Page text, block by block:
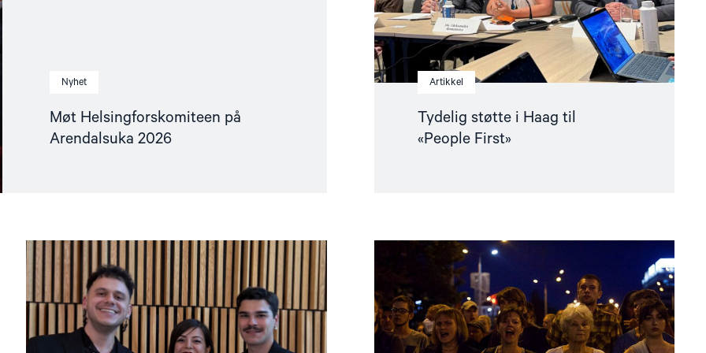
Nyhet
Møt Helsingforskomiteen på
Arendalsuka 2026
Artikkel
Tydelig støtte i Haag til
«People First»
Read
article
"Ünikuir
tildelt
Kim
Friele-
prisen:
En
"Utviklingspolitikken
må
ta
menneskerettigheter
på
alvor"